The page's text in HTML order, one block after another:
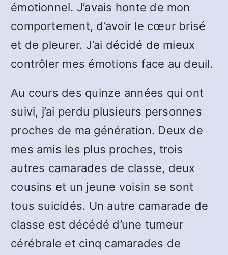
émotionnel. J’avais honte de mon
comportement, d’avoir le cœur brisé
et de pleurer. J’ai décidé de mieux
contrôler mes émotions face au deuil.
Au cours des quinze années qui ont
suivi, j’ai perdu plusieurs personnes
proches de ma génération. Deux de
mes amis les plus proches, trois
autres camarades de classe, deux
cousins et un jeune voisin se sont
tous suicidés. Un autre camarade de
classe est décédé d’une tumeur
cérébrale et cinq camarades de